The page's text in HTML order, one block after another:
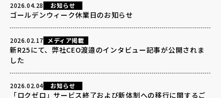
2026.04.28 お知らせ
ゴールデンウィーク休業日のお知らせ
2026.02.17 メディア掲載
新R25にて、弊社CEO渡邉のインタビュー記事が公開されま
した
2026.02.04 お知らせ
「ロクゼロ」サービス終了および新体制への移行に関するご